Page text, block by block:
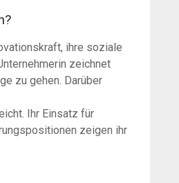
ihre soziale
zeichnet
zu gehen. Darüber
Ihr Einsatz für
zeigen ihr